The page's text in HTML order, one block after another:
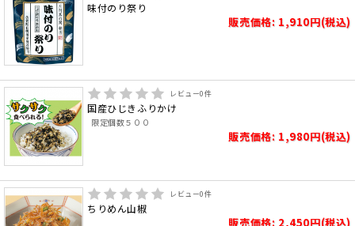
味付のり祭り
販売価格: 1,910円(税込)
レビュー0件
国産ひじきふりかけ
限定個数５００
販売価格: 1,980円(税込)
レビュー0件
ちりめん山椒
販売価格: 2,450円(税込)